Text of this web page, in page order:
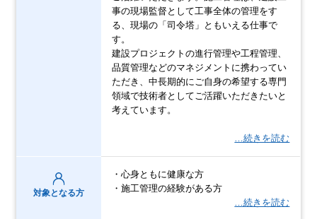
事の現場監督として工事全体の管理をす
る、現場の「司令塔」ともいえる仕事で
す。
建設プロジェクトの進行管理や工程管理、
品質管理などのマネジメントに携わってい
ただき、中長期的にご自身の希望する専門
領域で技術者としてご活躍いただきたいと
考えています。
…続きを読む
対象となる方
・心身ともに健康な方
・施工管理の経験がある方
…続きを読む